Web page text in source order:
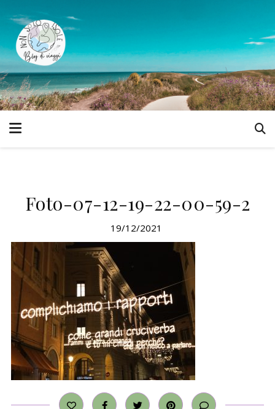
Foto-07-12-19-22-00-59-2
19/12/2021